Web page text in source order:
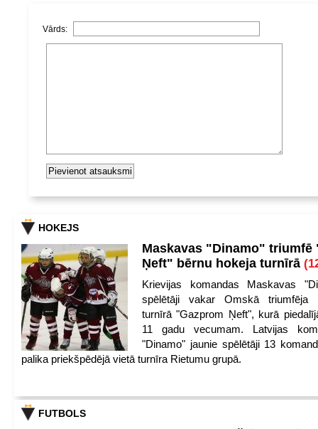
Vārds:
HOKEJS
Maskavas "Dinamo" triumfē
Ņeft" bērnu hokeja turnīrā
Krievijas komandas Maskavas
spēlētāji vakar Omskā triumfēja
turnīrā "Gazprom Ņeft", kurā
11 gadu vecumam. Latvijas
"Dinamo" jaunie spēlētāji 13
palika priekšpēdējā vietā turnīra Rietumu grupā.
FUTBOLS